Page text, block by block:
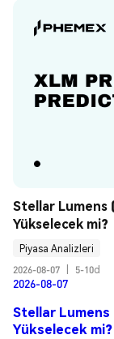
Stellar Lumens
Yükselecek mi?
Piyasa Analizleri
2026-08-07
5-10d
2026-08-07
Stellar Lumens
Yükselecek mi?